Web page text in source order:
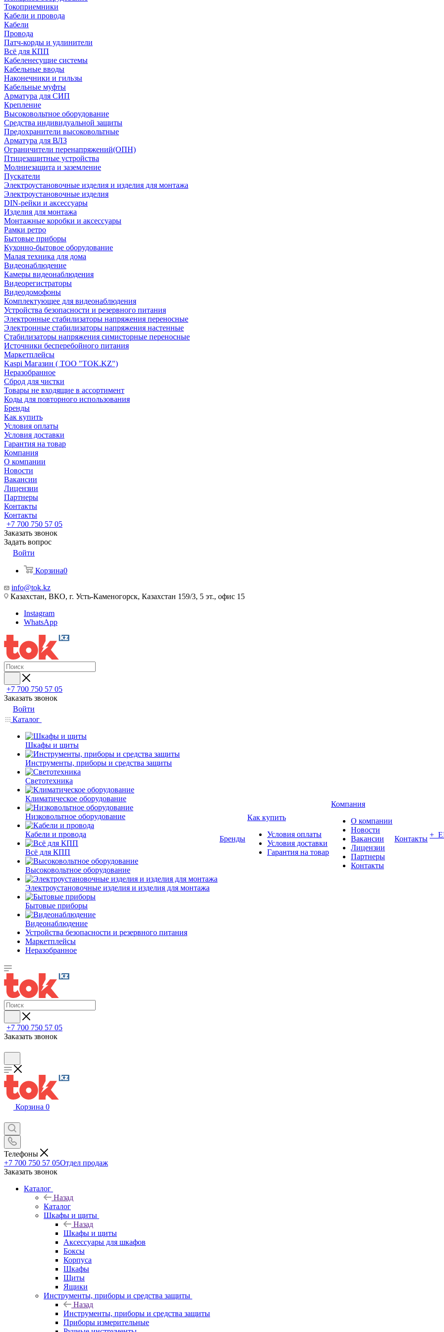
Токоприемники
Кабели и провода
Кабели
Провода
Патч-корды и удлинители
Всё для КПП
Кабеленесущие системы
Кабельные вводы
Наконечники и гильзы
Кабельные муфты
Арматура для СИП
Крепление
Высоковольтное оборудование
Средства индивидуальной защиты
Предохранители высоковольтные
Арматура для ВЛЗ
Ограничители перенапряжений(ОПН)
Птицезащитные устройства
Молниезащита и заземление
Пускатели
Электроустановочные изделия и изделия для монтажа
Электроустановочные изделия
DIN-рейки и аксессуары
Изделия для монтажа
Монтажные коробки и аксессуары
Рамки ретро
Бытовые приборы
Кухонно-бытовое оборудование
Малая техника для дома
Видеонаблюдение
Камеры видеонаблюдения
Видеорегистраторы
Видеодомофоны
Комплектующее для видеонаблюдения
Устройства безопасности и резервного питания
Электронные стабилизаторы напряжения переносные
Электронные стабилизаторы напряжения настенные
Стабилизаторы напряжения симисторные переносные
Источники бесперебойного питания
Маркетплейсы
Kaspi Магазин ( ТОО "TOK.KZ")
Неразобранное
Сброд для чистки
Товары не входящие в ассортимент
Коды для повторного использования
Бренды
Как купить
Условия оплаты
Условия доставки
Гарантия на товар
Компания
О компании
Новости
Вакансии
Лицензии
Партнеры
Контакты
Контакты
+7 700 750 57 05
Заказать звонок
Задать вопрос
Войти
Корзина0
info@tok.kz
Казахстан, ВКО, г. Усть-Каменогорск, Казахстан 159/3, 5 эт., офис 15
Instagram
WhatsApp
+7 700 750 57 05
Заказать звонок
Войти
Каталог
Шкафы и щиты
Инструменты, приборы и средства защиты
Светотехника
Климатическое оборудование
Низковольтное оборудование
Кабели и провода
Всё для КПП
Высоковольтное оборудование
Электроустановочные изделия и изделия для монтажа
Бытовые приборы
Видеонаблюдение
Устройства безопасности и резервного питания
Маркетплейсы
Неразобранное
Бренды
Как купить
Условия оплаты
Условия доставки
Гарантия на товар
Компания
О компании
Новости
Вакансии
Лицензии
Партнеры
Контакты
Контакты +
+7 700 750 57 05
Заказать звонок
Корзина 0
Телефоны
+7 700 750 57 05Отдел продаж
Заказать звонок
Каталог
Назад
Каталог
Шкафы и щиты
Назад
Шкафы и щиты
Аксессуары для шкафов
Боксы
Корпуса
Шкафы
Щиты
Ящики
Инструменты, приборы и средства защиты
Назад
Инструменты, приборы и средства защиты
Приборы измерительные